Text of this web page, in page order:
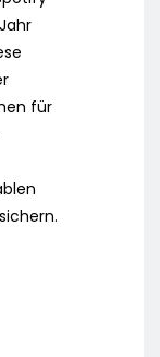
für